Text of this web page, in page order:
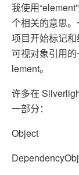
我使用
个相关的意思
项目开始标记
可视对象引用
lement。
许多在
一部分：
Object